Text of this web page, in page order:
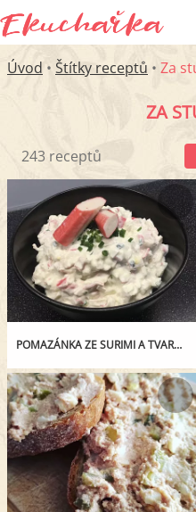
Úvod • Štítky receptů • Za
ZA
243 receptů
POMAZÁNKA ZE SURIMI A TVAROHU